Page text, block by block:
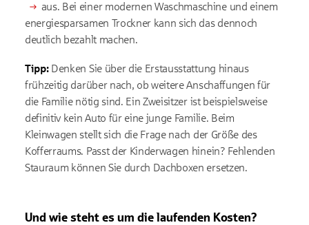
aus. Bei einer modernen Waschmaschine und einem
energiesparsamen Trockner kann sich das dennoch
deutlich bezahlt machen.
Tipp:Denken Sie über die Erstausstattung hinaus
frühzeitig darüber nach, ob weitere Anschaffungen für
die Familie nötig sind. Ein Zweisitzer ist beispielsweise
definitiv kein Auto für eine junge Familie. Beim
Kleinwagen stellt sich die Frage nach der Größe des
Kofferraums. Passt der Kinderwagen hinein? Fehlenden
Stauraum können Sie durch Dachboxen ersetzen.
Und wie steht es um die laufenden Kosten?